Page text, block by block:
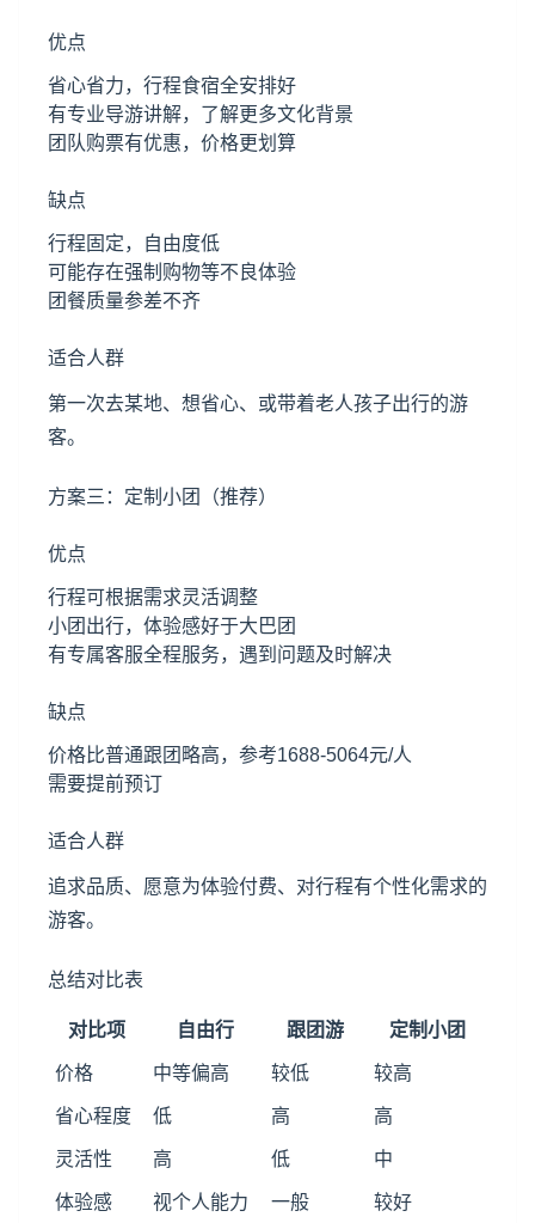
优点
省心省力，行程食宿全安排好
有专业导游讲解，了解更多文化背景
团队购票有优惠，价格更划算
缺点
行程固定，自由度低
可能存在强制购物等不良体验
团餐质量参差不齐
适合人群
第一次去某地、想省心、或带着老人孩子出行的游
客。
方案三：定制小团（推荐）
优点
行程可根据需求灵活调整
小团出行，体验感好于大巴团
有专属客服全程服务，遇到问题及时解决
缺点
价格比普通跟团略高，参考1688-5064元/人
需要提前预订
适合人群
追求品质、愿意为体验付费、对行程有个性化需求的
游客。
总结对比表
对比项 自由行 跟团游 定制小团
价格 中等偏高 较低 较高
省心程度 低 高 高
灵活性 高 低 中
体验感 视个人能力 一般 较好